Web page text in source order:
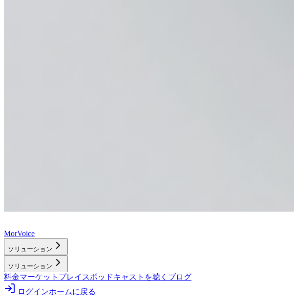
MorVoice
ソリューション
ソリューション
料金マーケットプレイスポッドキャストを聴く ブログ
ログインホームに戻る